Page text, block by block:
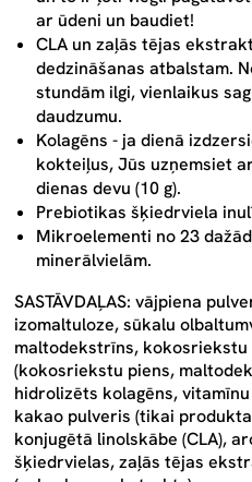
ar ūdeni un baudiet!
CLA un zaļās tējas
dedzināšanas atbalstam.
stundām ilgi, vienlaikus
daudzumu.
Kolagēns - ja dienā
kokteiļus, Jūs uzņemsiet
dienas devu (10 g).
Prebiotikas šķiedrviela
Mikroelementi no23
minerālvielām.
SASTĀVDAĻAS: vājpiena
izomaltuloze,sūkalu
maltodekstrīns, kokosriekstu
(kokosriekstu piens,
hidrolizēts kolagēns,
kakao pulveris (tikai
konjugētā linolskābe (CLA),
šķiedrvielas, zaļās tējas